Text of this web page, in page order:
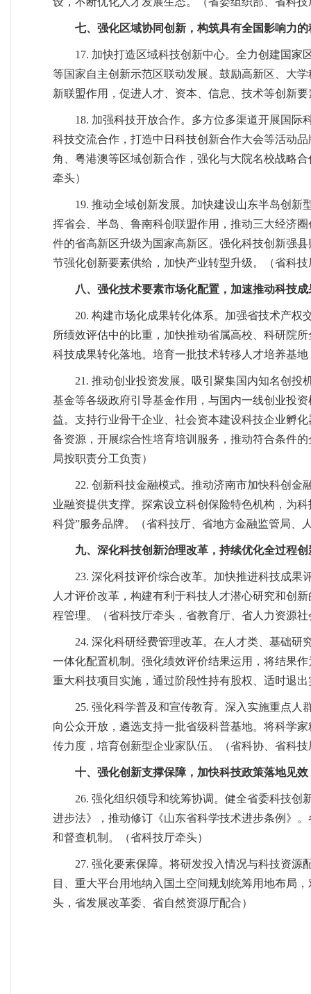
七、强化区域协同创新，构筑具有全国影响力
17. 加快打造区域科技创新中心。全力创建国
等国家自主创新示范区联动发展。鼓励高新区、大
新联盟作用，促进人才、资本、信息、技术等创新
18. 加强科技开放合作。多方位多渠道开展国际
科技交流合作，打造中日科技创新合作大会等活动
角、粤港澳等区域创新合作，强化与大院名校战略
牵头）
19. 推动全域创新发展。加快建设山东半岛创
挥省会、半岛、鲁南科创联盟作用，推动三大经济
件的省高新区升级为国家高新区。强化科技创新强
节强化创新要素供给，加快产业转型升级。（省科
八、强化技术要素市场化配置，加速推动科技
20. 构建市场化成果转化体系。加强省技术产
所绩效评估中的比重，加快推动省属高校、科研院
科技成果转化落地。培育一批技术转移人才培养基
21. 推动创业投资发展。吸引聚集国内知名创
基金等各级政府引导基金作用，与国内一线创业投
益。支持行业骨干企业、社会资本建设科技企业孵
备资源，开展综合性培育培训服务，推动符合条件
局按职责分工负责）
22. 创新科技金融模式。推动济南市加快科创金
业融资提供支撑。探索设立科创保险特色机构，为
科贷”服务品牌。（省科技厅、省地方金融监管局、
九、深化科技创新治理改革，持续优化全过程创
23. 深化科技评价综合改革。加快推进科技成果
人才评价改革，构建有利于科技人才潜心研究和创
程管理。（省科技厅牵头，省教育厅、省人力资源
24. 深化科研经费管理改革。在人才类、基础研
一体化配置机制。强化绩效评价结果运用，将结果
重大科技项目实施，通过阶段性持有股权、适时退
25. 强化科学普及和宣传教育。深入实施重点人
向公众开放，遴选支持一批省级科普基地。将科学
传力度，培育创新型企业家队伍。（省科协、省科
十、强化创新支撑保障，加快科技政策落地见效
26. 强化组织领导和统筹协调。健全省委科技
进步法》，推动修订《山东省科学技术进步条例》
和督查机制。（省科技厅牵头）
27. 强化要素保障。将研发投入情况与科技资
目、重大平台用地纳入国土空间规划统筹用地布局
头，省发展改革委、省自然资源厅配合）